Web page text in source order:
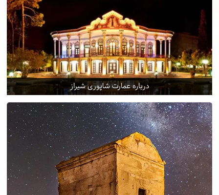
درباره عمارت شاپوری شیراز